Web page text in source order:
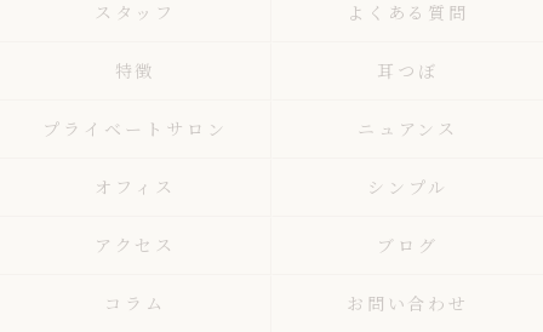
スタッフ よくある質問
特徴 耳つぼ
プライベートサロン ニュアンス
オフィス シンプル
アクセス ブログ
コラム お問い合わせ